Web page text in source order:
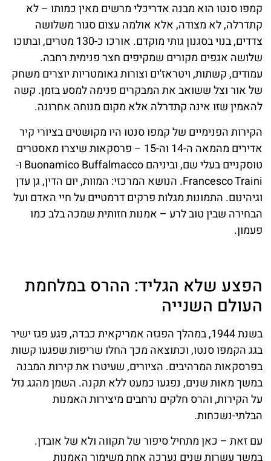
קמפו סנטו הוא מבנה אדריכלי מרשים מאין כמותו – לא
קתדרלה, לא מצודה, אלא אולמה עצום סגור משלושה
צדדים, בנוי בסגנון גותי מוקדם. אורכו כ-130 מטרים, ובתוכו
שלושה אגפים מקורים שמקיפים חצר פנימית רחבה.
עמודים, קשתות, ויטראז'ים וצורות גאומטריות יוצרים משחק
של אור וצל ששואב את המבקרים פנימה למסע בזמן. קשה
להאמין שזו אינה קתדרלה אלא מקום מנוחה אחרונה.
הקירות הפנימיים של קמפו סנטו היו מקושטים בציורי קיר
אדירים מהמאה ה-14 וה-15 – פרסקאות שיצרו מאסטרים
טוסקניים בעלי שם, וביניהם Buonamico Buffalmacco ו-
Francesco Traini. הנושא המרכזי: המוות, יום הדין, גן עדן
וגיהינום. התמונות מגלות פרקים דרמטיים על חיי האדם ועל
הבחירה שבין טוב לרע – אמנות חזותית שמכה בלב כמו
פעמון.
הפצע שלא הגליד: ההרס במלחמת
העולם השנייה
בשנת 1944, במהלך הפגזה אמריקאית כבדה, פגע פגז ישיר
בגג הקמפו סנטו, וכתוצאה מכך החלו שריפות שפגעו קשות
בפרסקאות המרהיבים. הציורים, שעיטרו את קירות המבנה
במשך מאות שנים, נפגעו כמעט ללא תקנה. השמן מהגג נזל
על הקירות, והרס חלקים נרחבים מיצירות האמנות
הבלתי-נשכחות.
עם זאת – כאן מתחיל סיפור של תקווה ולא של אובדן.
במשך עשרות שנים נערכה אחת משימור האמנות